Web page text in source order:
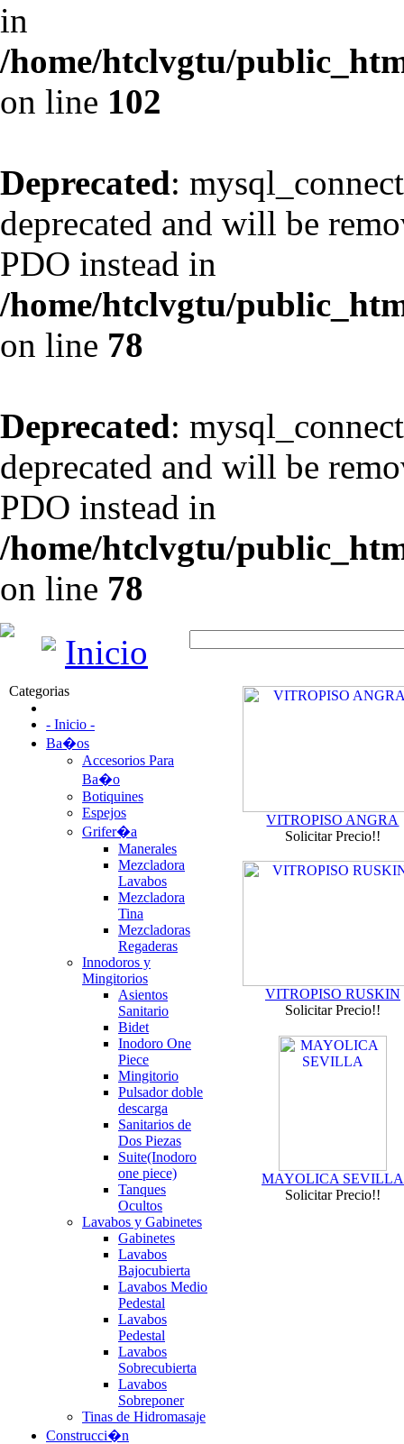
in
/home/htclvgtu/
on line 102
Deprecated:
deprecated and will be
PDO instead in
/home/htclvgtu/
on line 78
Deprecated:
deprecated and will be
PDO instead in
/home/htclvgtu/
on line 78
Inicio
Categorias
- Inicio -
Ba�os
Accesorios Para
Ba�o
Botiquines
Espejos
Grifer�a
Manerales
Mezcladora
Lavabos
Mezcladora
Tina
Mezcladoras
Regaderas
Innodoros y
Mingitorios
Asientos
Sanitario
Bidet
Inodoro One
Piece
Mingitorio
Pulsador doble
descarga
Sanitarios de
Dos Piezas
Suite(Inodoro
one piece)
Tanques
Ocultos
Lavabos y Gabinetes
Gabinetes
Lavabos
Bajocubierta
Lavabos Medio
Pedestal
Lavabos
Pedestal
Lavabos
Sobrecubierta
Lavabos
Sobreponer
Tinas de Hidromasaje
Construcci�n
VITROPISO ANGRA
Solicitar Precio!!
VITROPISO RUSKIN
Solicitar Precio!!
MAYOLICA SEVILLA
Solicitar Precio!!